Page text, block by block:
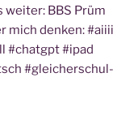
wei­ter: BBS Prüm
mich den­ken: #aiiii
#chatgpt #ipad
#glei­cher­schul­